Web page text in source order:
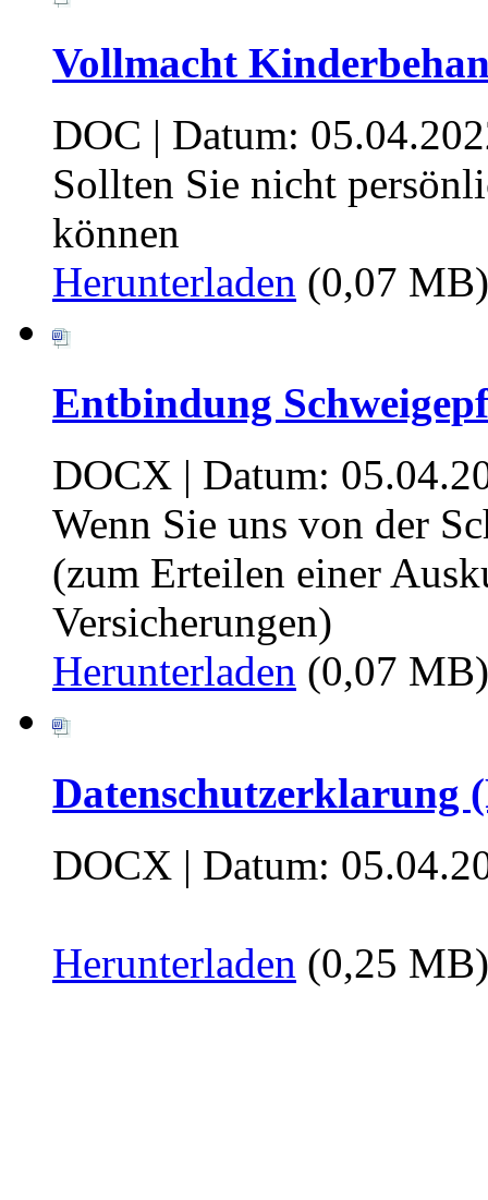
Vollmacht
DOC | Datum:
Sollten Sie nicht
können
Herunterladen (0,07 MB)
Entbindung
DOCX | Datum:
Wenn Sie uns von der
(zum Erteilen einer
Versicherungen)
Herunterladen (0,07 MB)
Datenschutzerklarung
DOCX | Datum:
Herunterladen (0,25 MB)